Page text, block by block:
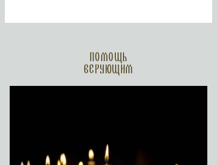
Помощь
верующим